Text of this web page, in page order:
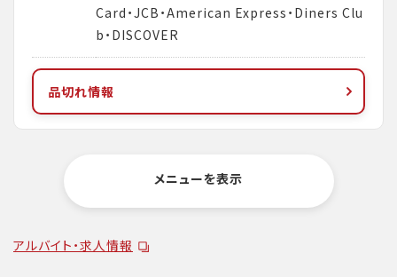
Card・JCB・American Express・Diners Clu
b・DISCOVER
品切れ情報
メニューを表示
アルバイト・求人情報